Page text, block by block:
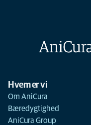
Hvem er vi
Om AniCura
Bæredygtighed
AniCura Group